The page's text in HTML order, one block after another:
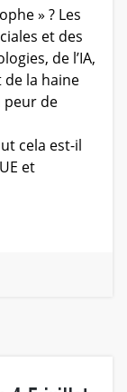
» ? Les
et des
de l’IA,
la haine
peur de
cela est-il
et